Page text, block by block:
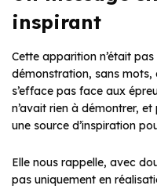
inspirant
Cette apparition n’était pas
démonstration, sans mots,
s’efface pas face aux
n’avait rien à démontrer,
une source d’inspiration
Elle nous rappelle, avec
pas uniquement en